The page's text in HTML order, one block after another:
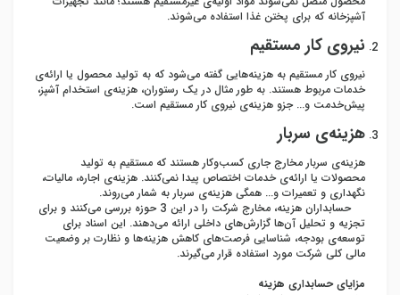
آشپزخانه که برای پختن غذا استفاده می‌شوند.
نیروی کار مستقیم
نیروی کار مستقیم به هزینه‌هایی گفته می‌شود که به تولید محصول یا ارائه‌ی
خدمات مربوط هستند. به طور مثال در یک رستوران، هزینه‌ی استخدام آشپز،
پیش‌خدمت و... جزو هزینه‌ی نیروی کار مستقیم است.
هزینه‌ی سربار
هزینه‌ی سربار مخارج جاری کسب‌وکار هستند که مستقیم به تولید
محصولات یا ارائه‌ی خدمات اختصاص پیدا نمی‌کنند. هزینه‌ی اجاره، مالیات،
نگهداری و تعمیرات و... همگی هزینه‌ی سربار به شمار می‌روند.
حسابداران هزینه، مخارج شرکت را در این 3 حوزه بررسی می‌کنند و برای
تجزیه و تحلیل آن‌ها گزارش‌های داخلی ارائه می‌دهند. این اسناد برای
توسعه‌ی بودجه، شناسایی فرصت‌های کاهش هزینه‌ها و نظارت بر وضعیت
مالی کلی شرکت مورد استفاده قرار می‌گیرند.
مزایای حسابداری هزینه